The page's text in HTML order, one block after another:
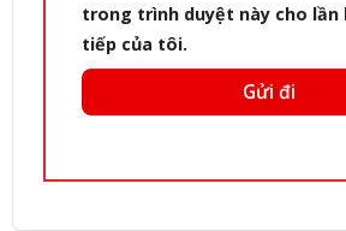
trong trình duyệt này cho lần
tiếp của tôi.